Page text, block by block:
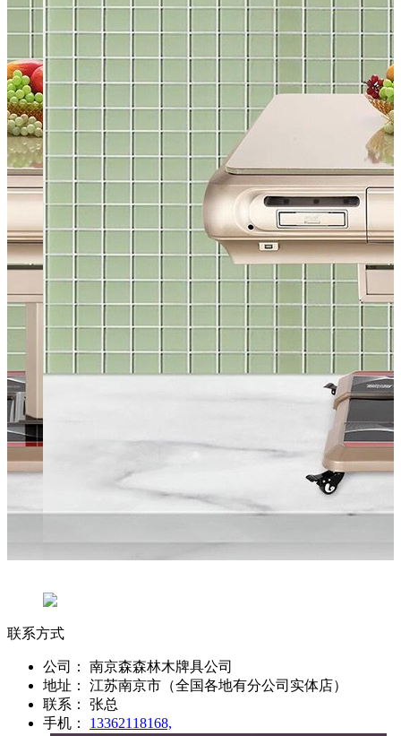
联系方式
公司：
南京森森林木牌具公司
地址：
江苏南京市（全国各地有分公司实体店）
联系：
张总
手机：
13362118168,